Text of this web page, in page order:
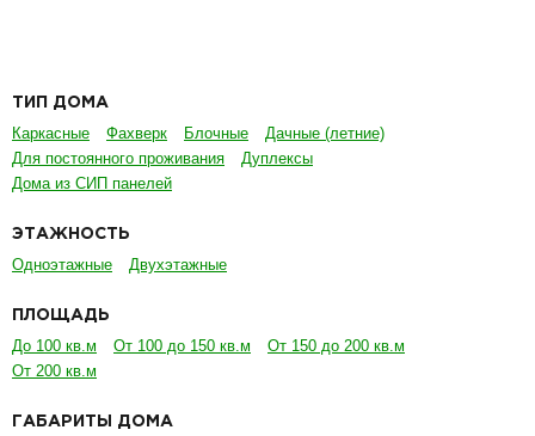
ТИП ДОМА
Каркасные Фахверк Блочные
Дачные (летние)
Для постоянного проживания
Дуплексы
Дома из СИП панелей
ЭТАЖНОСТЬ
Одноэтажные Двухэтажные
ПЛОЩАДЬ
До 100 кв.м От 100 до 150 кв.м
От 150 до 200 кв.м
От 200 кв.м
ГАБАРИТЫ ДОМА